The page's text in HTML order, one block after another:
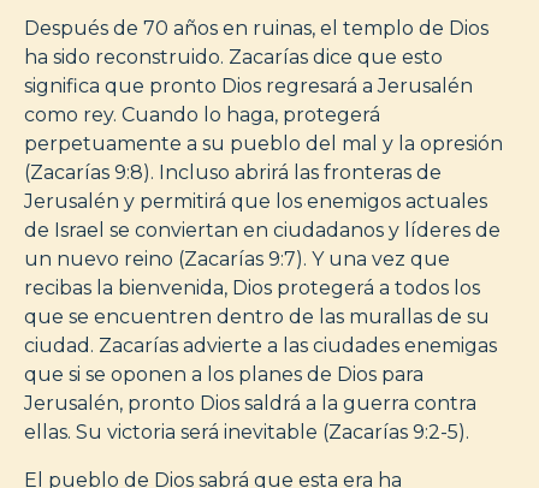
Después de 70 años en ruinas, el templo de Dios
ha sido reconstruido. Zacarías dice que esto
significa que pronto Dios regresará a Jerusalén
como rey. Cuando lo haga, protegerá
perpetuamente a su pueblo del mal y la opresión
(Zacarías 9:8). Incluso abrirá las fronteras de
Jerusalén y permitirá que los enemigos actuales
de Israel se conviertan en ciudadanos y líderes de
un nuevo reino (Zacarías 9:7). Y una vez que
recibas la bienvenida, Dios protegerá a todos los
que se encuentren dentro de las murallas de su
ciudad. Zacarías advierte a las ciudades enemigas
que si se oponen a los planes de Dios para
Jerusalén, pronto Dios saldrá a la guerra contra
ellas. Su victoria será inevitable (Zacarías 9:2-5).
El pueblo de Dios sabrá que esta era ha